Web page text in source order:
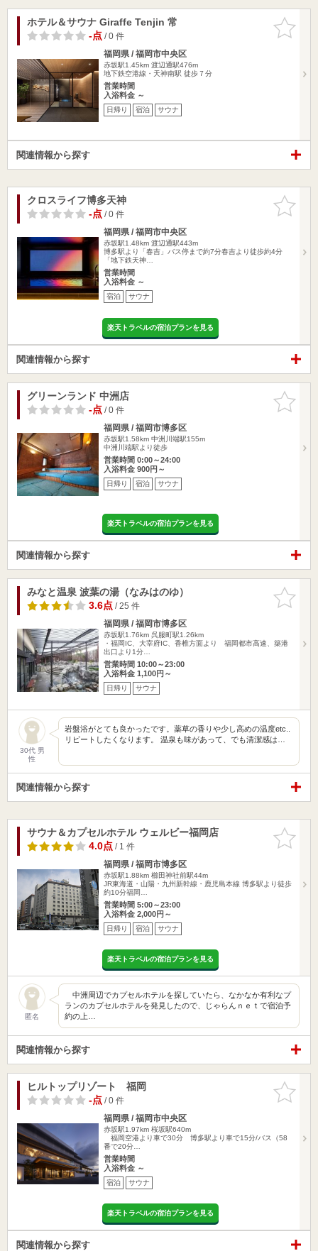
お気に入
りに追加
ホテル＆サウナ Giraffe Tenjin 常
-点/ 0 件
福岡県 / 福岡市中央区
赤坂駅1.45km 渡辺通駅476m
地下鉄空港線・天神南駅 徒歩７分
営業時間
入浴料金 ～
日帰り 宿泊 サウナ
関連情報から探す
お気に入
りに追加
クロスライフ博多天神
-点/ 0 件
福岡県 / 福岡市中央区
赤坂駅1.48km 渡辺通駅443m
博多駅より「春吉」バス停まで約7分春吉より徒歩約4分
「地下鉄天神…
営業時間
入浴料金 ～
宿泊 サウナ
楽天トラベルの宿泊プランを見る
関連情報から探す
お気に入
りに追加
グリーンランド 中洲店
-点/ 0 件
福岡県 / 福岡市博多区
赤坂駅1.58km 中洲川端駅155m
中洲川端駅より徒歩
営業時間 0:00～24:00
入浴料金 900円～
日帰り 宿泊 サウナ
楽天トラベルの宿泊プランを見る
関連情報から探す
お気に入
りに追加
みなと温泉 波葉の湯（なみはのゆ）
3.6点/ 25 件
福岡県 / 福岡市博多区
赤坂駅1.76km 呉服町駅1.26km
・福岡IC、大宰府IC、香椎方面より 福岡都市高速、築港
出口より1分…
営業時間 10:00～23:00
入浴料金 1,100円～
日帰り サウナ
30代 男
性
岩盤浴がとても良かったです。薬草の香りや少し高めの温度etc..
リピートしたくなります。 温泉も味があって、でも清潔感は…
関連情報から探す
お気に入
りに追加
サウナ＆カプセルホテル ウェルビー福岡店
4.0点/ 1 件
福岡県 / 福岡市博多区
赤坂駅1.88km 櫛田神社前駅44m
JR東海道・山陽・九州新幹線・鹿児島本線 博多駅より徒歩
約10分福岡…
営業時間 5:00～23:00
入浴料金 2,000円～
日帰り 宿泊 サウナ
楽天トラベルの宿泊プランを見る
匿名
中洲周辺でカプセルホテルを探していたら、なかなか有利なプ
ランのカプセルホテルを発見したので、じゃらんｎｅｔで宿泊予
約の上…
関連情報から探す
お気に入
りに追加
ヒルトップリゾート 福岡
-点/ 0 件
福岡県 / 福岡市中央区
赤坂駅1.97km 桜坂駅640m
福岡空港より車で30分 博多駅より車で15分/バス（58
番で20分…
営業時間
入浴料金 ～
宿泊 サウナ
楽天トラベルの宿泊プランを見る
関連情報から探す